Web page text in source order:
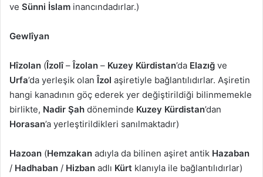
ve Sünni İslam inancındadırlar.)
Gewlîyan
Hîzolan (Îzolî–Îzolan – Kuzey Kürdistan’da Elazığ ve
Urfa’da yerleşik olanÎzol aşiretiyle bağlantılıdırlar. Aşiretin
hangi kanadının göç ederek yer değiştirildiği bilinmemekle
birlikte, Nadir Şah döneminde Kuzey Kürdistan’dan
Horasan’a yerleştirildikleri sanılmaktadır)
Hazoan (Hemzakan adıyla da bilinen aşiret antik Hazaban
/ Hadhaban / Hizban adlı Kürt klanıyla ile bağlantılıdırlar)